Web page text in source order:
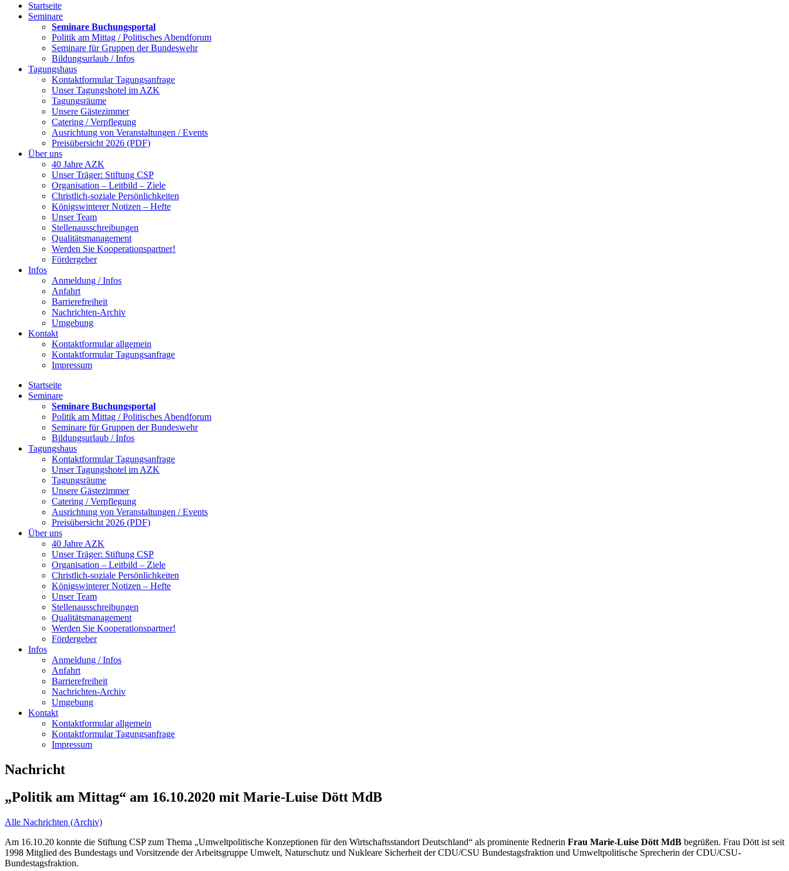
Startseite
Seminare
Seminare Buchungsportal
Politik am Mittag / Politisches Abendforum
Seminare für Gruppen der Bundeswehr
Bildungsurlaub / Infos
Tagungshaus
Kontaktformular Tagungsanfrage
Unser Tagungshotel im AZK
Tagungsräume
Unsere Gästezimmer
Catering / Verpflegung
Ausrichtung von Veranstaltungen / Events
Preisübersicht 2026 (PDF)
Über uns
40 Jahre AZK
Unser Träger: Stiftung CSP
Organisation – Leitbild – Ziele
Christlich-soziale Persönlichkeiten
Königswinterer Notizen – Hefte
Unser Team
Stellenausschreibungen
Qualitätsmanagement
Werden Sie Kooperationspartner!
Fördergeber
Infos
Anmeldung / Infos
Anfahrt
Barrierefreiheit
Nachrichten-Archiv
Umgebung
Kontakt
Kontaktformular allgemein
Kontaktformular Tagungsanfrage
Impressum
Startseite
Seminare
Seminare Buchungsportal
Politik am Mittag / Politisches Abendforum
Seminare für Gruppen der Bundeswehr
Bildungsurlaub / Infos
Tagungshaus
Kontaktformular Tagungsanfrage
Unser Tagungshotel im AZK
Tagungsräume
Unsere Gästezimmer
Catering / Verpflegung
Ausrichtung von Veranstaltungen / Events
Preisübersicht 2026 (PDF)
Über uns
40 Jahre AZK
Unser Träger: Stiftung CSP
Organisation – Leitbild – Ziele
Christlich-soziale Persönlichkeiten
Königswinterer Notizen – Hefte
Unser Team
Stellenausschreibungen
Qualitätsmanagement
Werden Sie Kooperationspartner!
Fördergeber
Infos
Anmeldung / Infos
Anfahrt
Barrierefreiheit
Nachrichten-Archiv
Umgebung
Kontakt
Kontaktformular allgemein
Kontaktformular Tagungsanfrage
Impressum
Nachricht
„Politik am Mittag“ am 16.10.2020 mit Marie-Luise Dött MdB
Alle Nachrichten (Archiv)
Am 16.10.20 konnte die Stiftung CSP zum Thema „Umweltpolitische Konzeptionen für den Wirtschaftsstandort Deutschland“ als prominente Rednerin Frau Marie-Luise Dött MdB begrüßen. Frau Dött ist seit
1998 Mitglied des Bundestags und Vorsitzende der Arbeitsgruppe Umwelt, Naturschutz und Nukleare Sicherheit der CDU/CSU Bundestagsfraktion und Umweltpolitische Sprecherin der CDU/CSU-
Bundestagsfraktion.